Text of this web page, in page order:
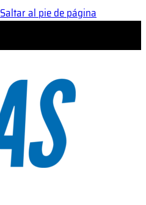
Saltar al pie de página